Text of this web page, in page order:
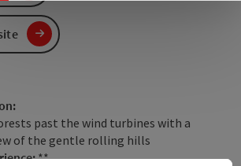
past the wind turbines with a
of the gentle rolling hills
**